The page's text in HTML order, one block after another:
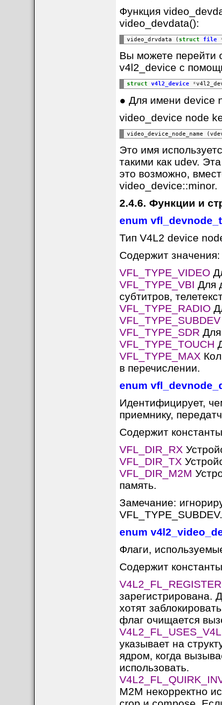
Функция
video_devdata():
video_drvdata ( struct file
Вы можете перейти
v4l2_device с
struct v4l2_device *
● Для имени device
video_device node
video_device_node_name
Это имя
такими как udev.
это возможно,
video_device::minor.
2.4.6. Функции и
enum
Тип V4L2 device
Содержит значения:
VFL_TYPE_VIDEO
VFL_TYPE_VBI Для
субтитров,
VFL_TYPE_RADIO
VFL_TYPE_SUBDEV
VFL_TYPE_SDR
VFL_TYPE_TOUCH
VFL_TYPE_MAX
в перечислении.
enum
Идентифицирует,
приемнику,
Содержит
VFL_DIR_RX
VFL_DIR_TX
VFL_DIR_M2M
память.
Замечание:
VFL_TYPE_SUBDEV.
enum
Флаги,
Содержит
зарегистрирована.
хотят
флаг очищается
указывает на
ядром, когда
использовать.
M2M некорректно